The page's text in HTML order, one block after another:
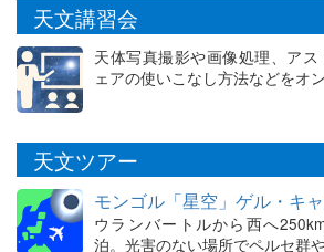
天文講習会
天体写真撮影や画像処理、ア
ェアの使いこなし方法などをオ
天文ツアー
モンゴル「星空」ゲル・キ
ウランバートルから西へ
泊。光害のない場所でペルセ群